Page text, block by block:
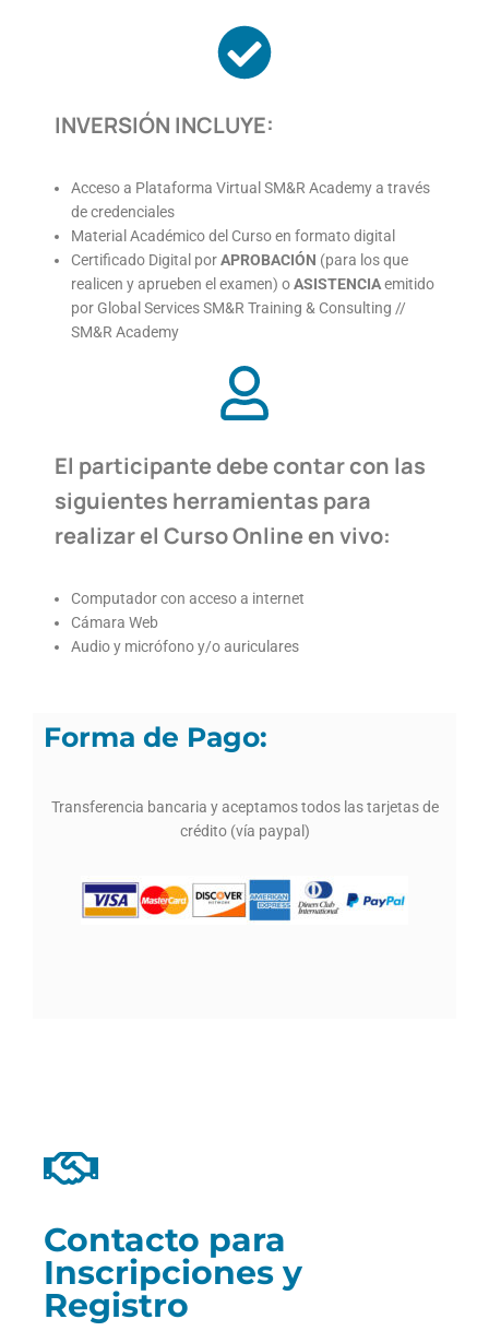
INVERSIÓN INCLUYE:
Acceso a Plataforma Virtual SM&R Academy a través
de credenciales
Material Académico del Curso en formato digital
Certificado Digital porAPROBACIÓN (para los que
realicen y aprueben el examen) oASISTENCIAemitido
por Global Services SM&R Training & Consulting //
SM&R Academy
El participante debe contar con las
siguientes herramientas para
realizar el Curso Online en vivo:
Computador con acceso a internet
Cámara Web
Audio y micrófono y/o auriculares
Forma de Pago:
Transferencia bancaria y aceptamos todos las tarjetas de
crédito (vía paypal)
Contacto para
Inscripciones y
Registro